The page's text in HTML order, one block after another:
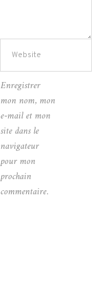
Enregistrer
mon nom, mon
e-mail et mon
site dans le
navigateur
pour mon
prochain
commentaire.